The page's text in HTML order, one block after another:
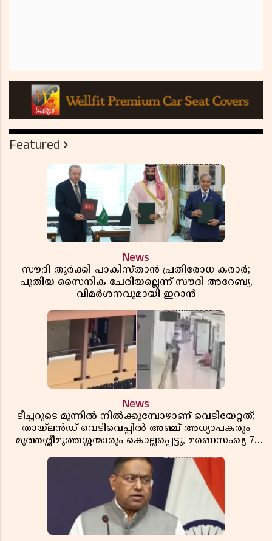
Featured
News
സൗദി-തുർക്കി-പാകിസ്താൻ പ്രതിരോധ കരാർ;
പുതിയ സൈനിക ചേരിയല്ലെന്ന് സൗദി അറേബ്യ,
വിമർശനവുമായി ഇറാൻ
News
ടീച്ചറുടെ മുന്നിൽ നിൽക്കുമ്പോഴാണ് വെടിയേറ്റത്;
തായ്‌ലൻഡ് വെടിവെപ്പിൽ അഞ്ച് അധ്യാപകരും
മുത്തശ്ശീമുത്തശ്ശന്മാരും കൊല്ലപ്പെട്ടു, മരണസംഖ്യ 7;